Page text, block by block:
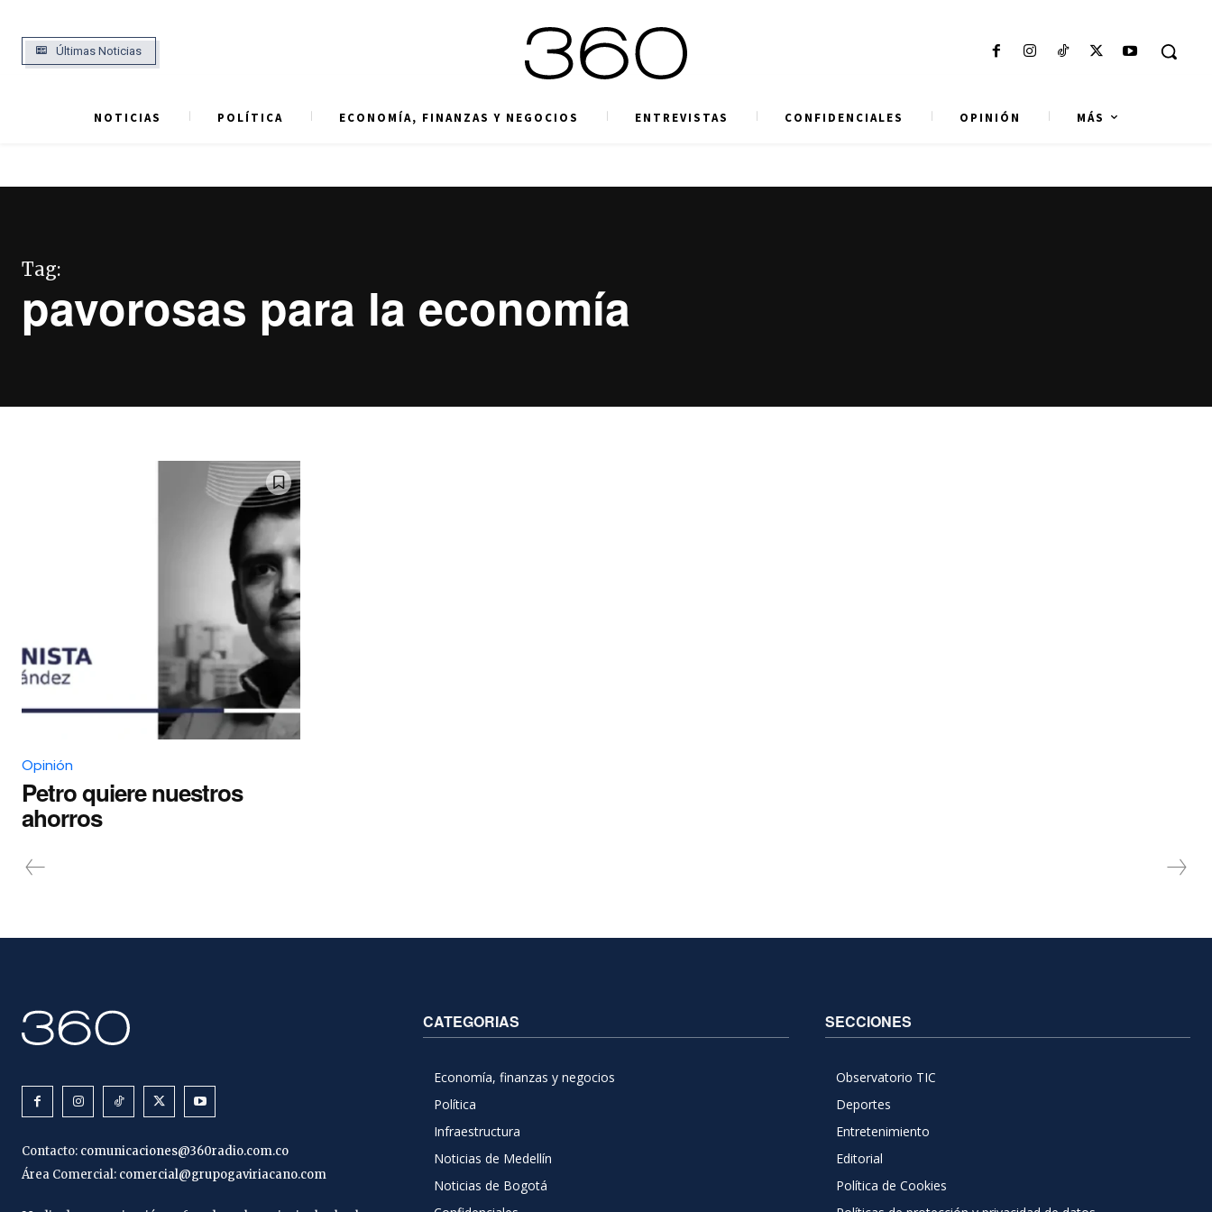
Últimas Noticias
NOTICIAS POLÍTICA ECONOMÍA, FINANZAS Y NEGOCIOS ENTREVISTAS CONFIDENCIALES OPINIÓN MÁS
Tag:
pavorosas para la economía
Opinión
Petro quiere nuestros
ahorros
Contacto: comunicaciones@360radio.com.co
Área Comercial: comercial@grupogaviriacano.com
CATEGORIAS
Economía, finanzas y negocios
Política
Infraestructura
Noticias de Medellín
Noticias de Bogotá
SECCIONES
Observatorio TIC
Deportes
Entretenimiento
Editorial
Política de Cookies